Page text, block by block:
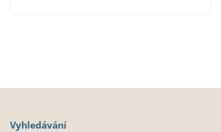
Vyhledávání